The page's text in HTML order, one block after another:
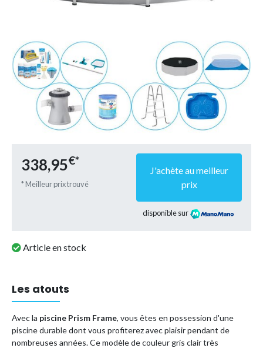
338,95€*
* Meilleur prix trouvé
J'achète au meilleur
prix
disponible sur
Article en stock
Les atouts
Avec la piscine Prism Frame, vous êtes en possession d'une
piscine durable dont vous profiterez avec plaisir pendant de
nombreuses années. Ce modèle de couleur gris clair très